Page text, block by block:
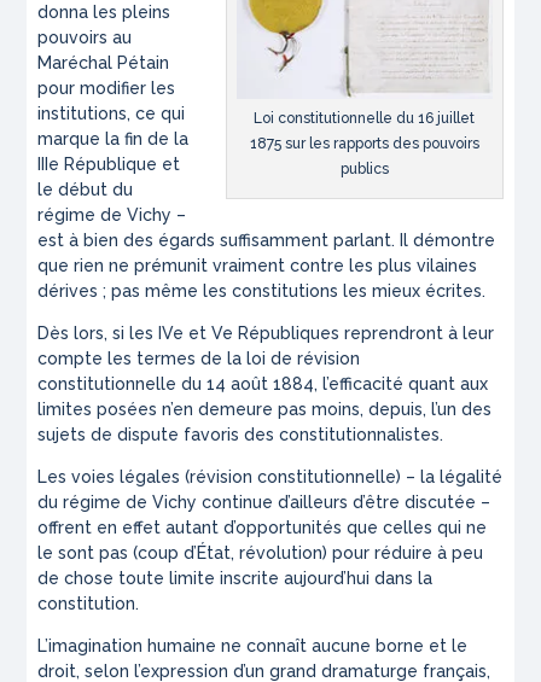
Loi constitutionnelle du 16 juillet
1875 sur les rapports des pouvoirs
publics
donna les pleins
pouvoirs au
Maréchal Pétain
pour modifier les
institutions, ce qui
marque la fin de la
IIIe République et
le début du
régime de Vichy –
est à bien des égards suffisamment parlant. Il démontre
que rien ne prémunit vraiment contre les plus vilaines
dérives ; pas même les constitutions les mieux écrites.
Dès lors, si les IVe et Ve Républiques reprendront à leur
compte les termes de la loi de révision
constitutionnelle du 14 août 1884, l’efficacité quant aux
limites posées n’en demeure pas moins, depuis, l’un des
sujets de dispute favoris des constitutionnalistes.
Les voies légales (révision constitutionnelle) – la légalité
du régime de Vichy continue d’ailleurs d’être discutée –
offrent en effet autant d’opportunités que celles qui ne
le sont pas (coup d’État, révolution) pour réduire à peu
de chose toute limite inscrite aujourd’hui dans la
constitution.
L’imagination humaine ne connaît aucune borne et le
droit, selon l’expression d’un grand dramaturge français,